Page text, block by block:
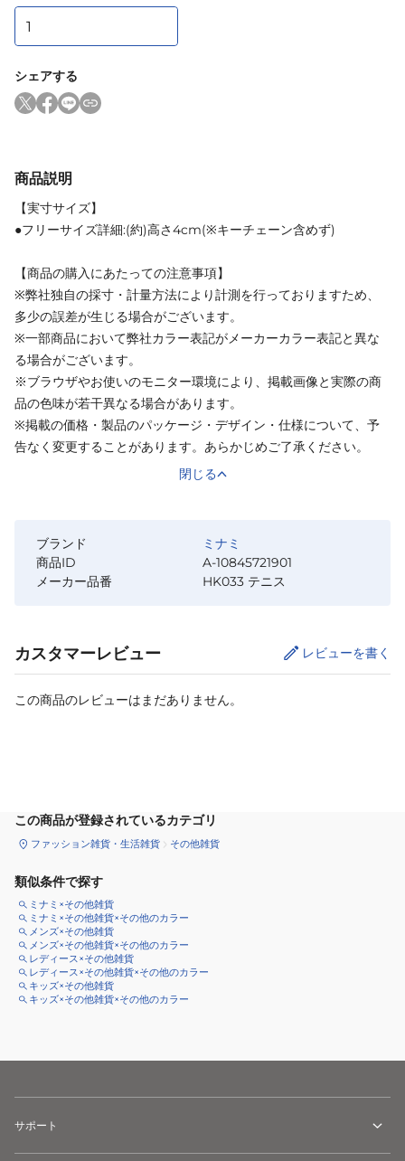
シェアする
商品説明
【実寸サイズ】
●フリーサイズ詳細:(約)高さ4cm(※キーチェーン含めず)
【商品の購入にあたっての注意事項】
※弊社独自の採寸・計量方法により計測を行っておりますため、
多少の誤差が生じる場合がございます。
※一部商品において弊社カラー表記がメーカーカラー表記と異な
る場合がございます。
※ブラウザやお使いのモニター環境により、掲載画像と実際の商
品の色味が若干異なる場合があります。
※掲載の価格・製品のパッケージ・デザイン・仕様について、予
告なく変更することがあります。あらかじめご了承ください。
閉じる
ブランド
ミナミ
商品ID
A-10845721901
メーカー品番
HK033 テニス
カスタマーレビュー レビューを書く
この商品のレビューはまだありません。
この商品が登録されているカテゴリ
ファッション雑貨・生活雑貨 その他雑貨
類似条件で探す
ミナミ×その他雑貨
ミナミ×その他雑貨×その他のカラー
メンズ×その他雑貨
メンズ×その他雑貨×その他のカラー
レディース×その他雑貨
レディース×その他雑貨×その他のカラー
キッズ×その他雑貨
キッズ×その他雑貨×その他のカラー
サポート